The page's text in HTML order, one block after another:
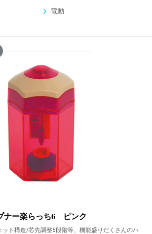
電動
ナー楽らっち6 ピンク
ト構造/芯先調整6段階等、機能盛りだくさんのハ